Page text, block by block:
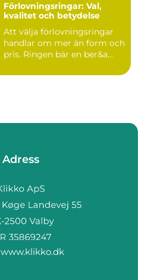
Förlovningsringar: Val,
kvalitet och betydelse
Att välja förlovningsringar
handlar om mer än form och
pris. Ringen bär en ber&a...
Adress
www.klikko.dk